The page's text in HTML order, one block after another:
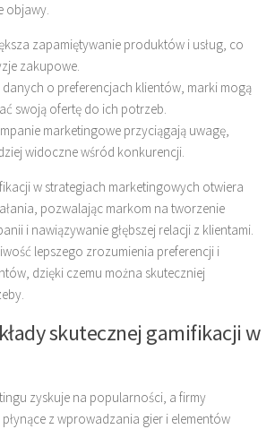
objawy.
zapamiętywanie produktów i usług, co
zakupowe.
danych o preferencjach klientów, marki mogą
swoją ofertę do ich potrzeb.
marketingowe przyciągają uwagę,
widoczne wśród konkurencji.
w strategiach marketingowych otwiera
pozwalając markom na tworzenie
i nawiązywanie głębszej relacji z klientami.
lepszego zrozumienia preferencji i
dzięki czemu można skuteczniej
skutecznej gamifikacji w
zyskuje na popularności, a firmy
z wprowadzania gier i elementów